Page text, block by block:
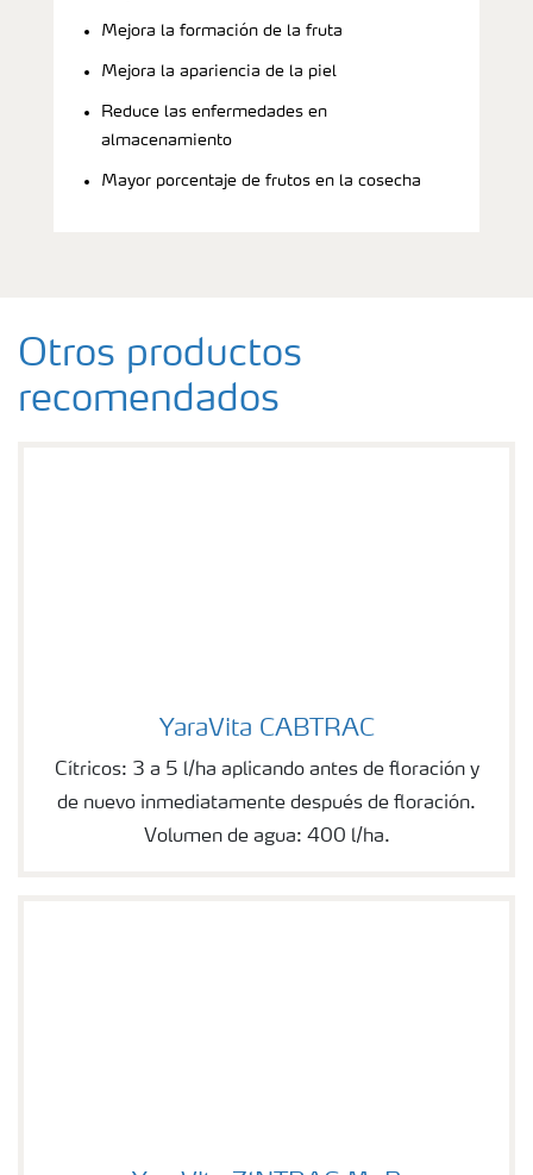
Mejora la formación de la fruta
Mejora la apariencia de la piel
Reduce las enfermedades en
almacenamiento
Mayor porcentaje de frutos en la cosecha
Otros productos
recomendados
YaraVita CABTRAC
Cítricos: 3 a 5 l/ha aplicando antes de floración y
de nuevo inmediatamente después de floración.
Volumen de agua: 400 l/ha.